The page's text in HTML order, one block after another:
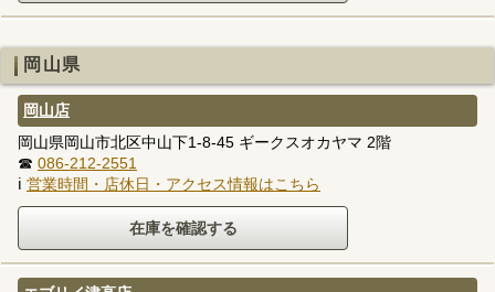
岡山県
岡山店
岡山県岡山市北区中山下1-8-45 ギークスオカヤマ 2階
☎ 086-212-2551
ℹ 営業時間・店休日・アクセス情報はこちら